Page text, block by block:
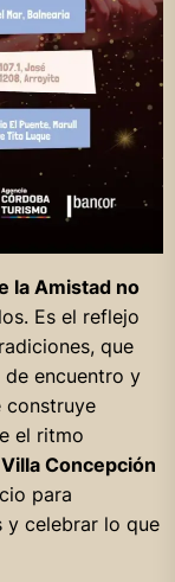
la Amistad no
Es el reflejo
que
encuentro y
construye
el ritmo
Concepción
para
y celebrar lo que